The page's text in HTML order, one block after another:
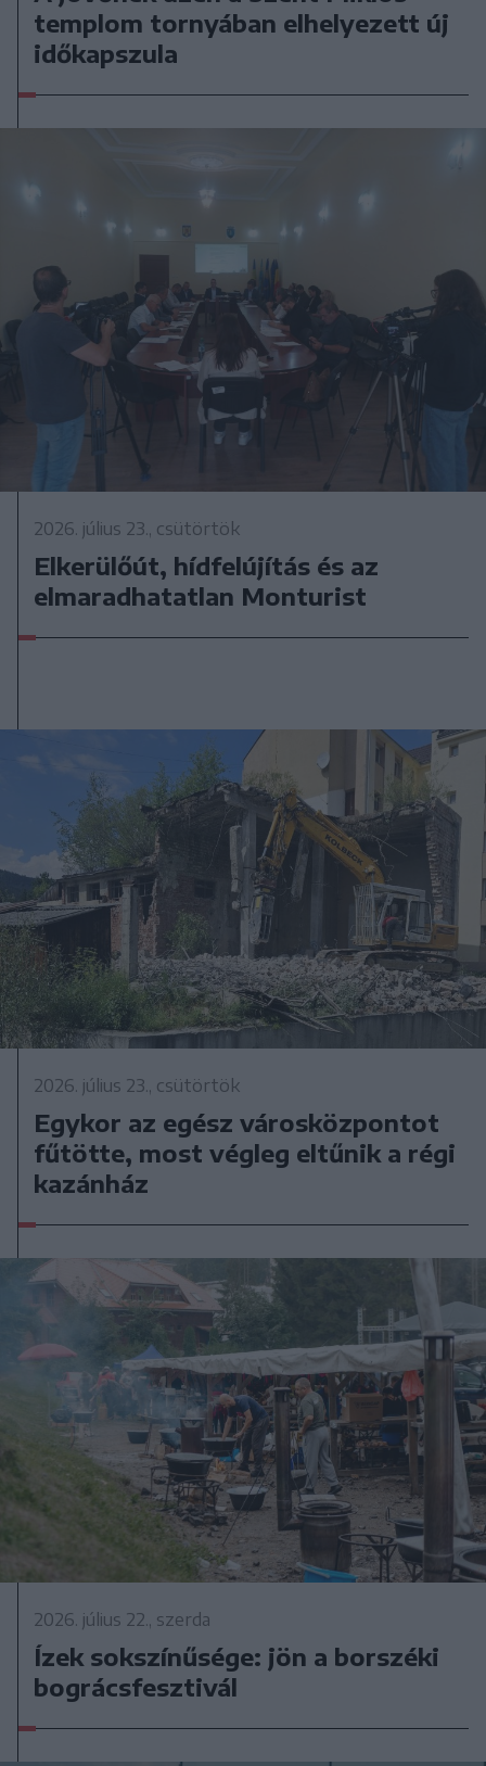
templom tornyában elhelyezett új
időkapszula
2026. július 23., csütörtök
Elkerülőút, hídfelújítás és az
elmaradhatatlan Monturist
2026. július 23., csütörtök
Egykor az egész városközpontot
fűtötte, most végleg eltűnik a régi
kazánház
2026. július 22., szerda
Ízek sokszínűsége: jön a borszéki
bográcsfesztivál